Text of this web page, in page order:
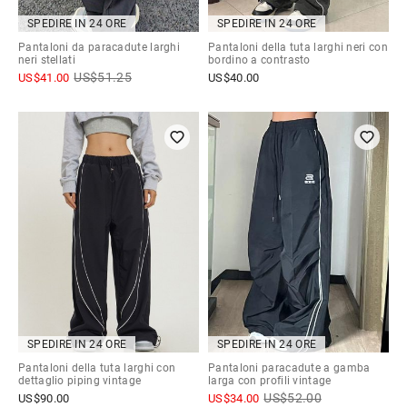
SPEDIRE IN 24 ORE
Pantaloni da paracadute larghi
neri stellati
US$41.00 US$51.25
SPEDIRE IN 24 ORE
Pantaloni della tuta larghi neri con
bordino a contrasto
US$40.00
SPEDIRE IN 24 ORE
Pantaloni della tuta larghi con
dettaglio piping vintage
US$90.00
SPEDIRE IN 24 ORE
Pantaloni paracadute a gamba
larga con profili vintage
US$34.00 US$52.00